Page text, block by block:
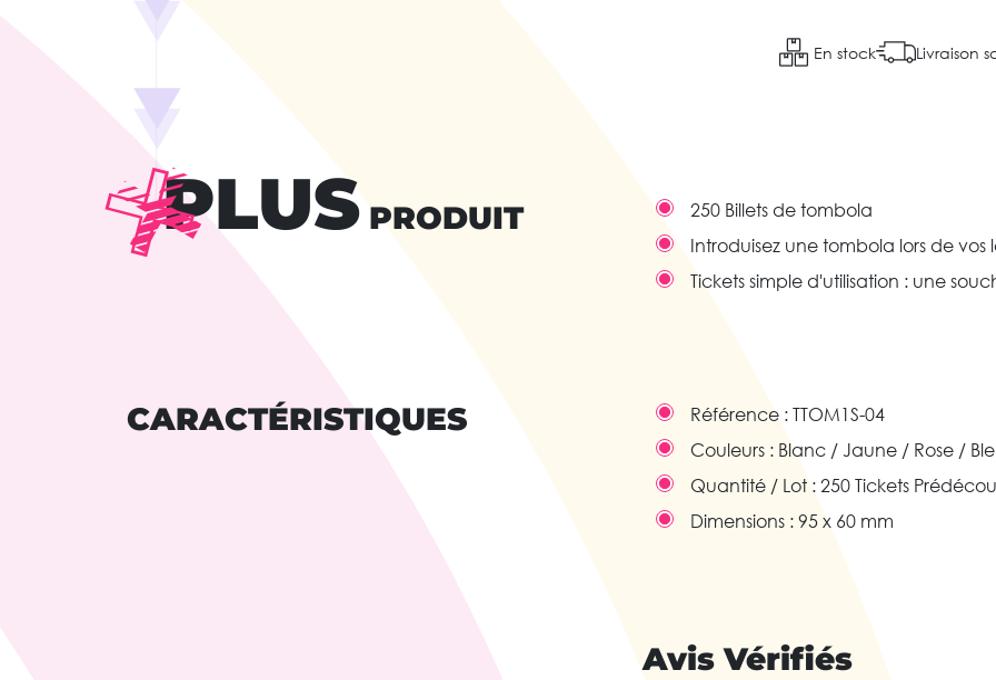
En stock Livraison
PLUS PRODUIT
250 Billets de tombola
Introduisez une tombola lors de vos
Tickets simple d'utilisation : une
CARACTÉRISTIQUES Référence : TTOM1S-04
Couleurs : Blanc / Jaune / Rose /
Quantité / Lot : 250 Tickets
Dimensions : 95 x 60 mm
Avis Vérifiés